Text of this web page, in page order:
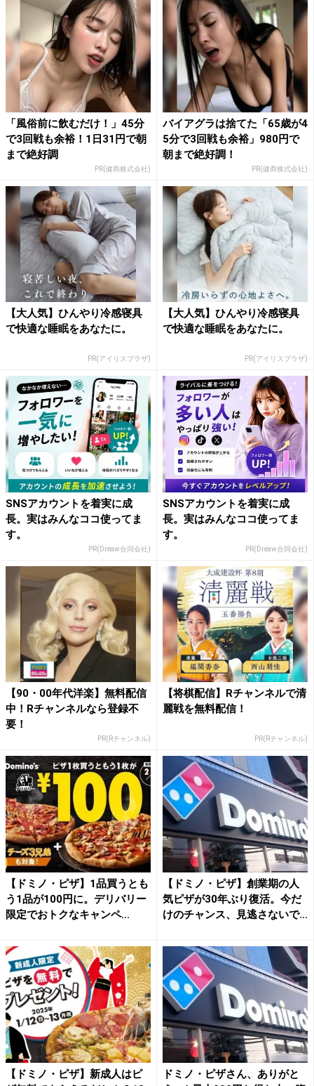
「風俗前に飲むだけ！」45分
で3回戦も余裕！1日31円で朝
まで絶好調
PR(健商株式会社)
バイアグラは捨てた「65歳が4
5分で3回戦も余裕」980円で
朝まで絶好調！
PR(健商株式会社)
【大人気】ひんやり冷感寝具
で快適な睡眠をあなたに。
PR(アイリスプラザ)
【大人気】ひんやり冷感寝具
で快適な睡眠をあなたに。
PR(アイリスプラザ)
SNSアカウントを着実に成
長。実はみんなココ使ってま
す。
PR(Dreaw合同会社)
SNSアカウントを着実に成
長。実はみんなココ使ってま
す。
PR(Dreaw合同会社)
【90・00年代洋楽】無料配信
中！Rチャンネルなら登録不
要！
PR(Rチャンネル)
【将棋配信】Rチャンネルで清
麗戦を無料配信！
PR(Rチャンネル)
【ドミノ・ピザ】1品買うとも
う1品が100円に。デリバリー
限定でおトクなキャンペ...
【ドミノ・ピザ】創業期の人
気ピザが30年ぶり復活。今だ
けのチャンス、見逃さないで...
【ドミノ・ピザ】新成人はピ
ドミノ・ピザさん、ありがと